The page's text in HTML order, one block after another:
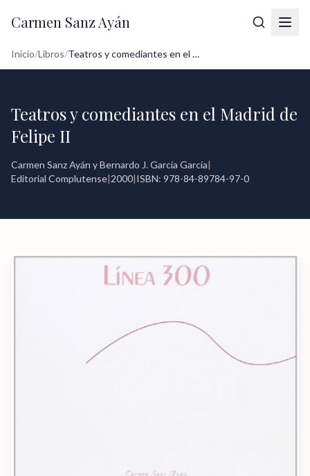
Carmen Sanz Ayán
Inicio/Libros/ Teatros y comediantes en el Madrid de Fe...
Teatros y comediantes en el Madrid de
Felipe II
Carmen Sanz Ayán y Bernardo J. García García|
Editorial Complutense|2000|ISBN: 978-84-89784-97-0